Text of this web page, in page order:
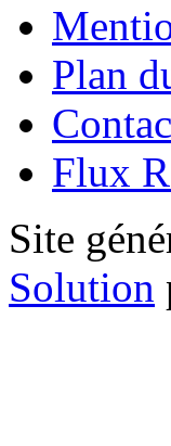
Plan
Flux
Site
Solution